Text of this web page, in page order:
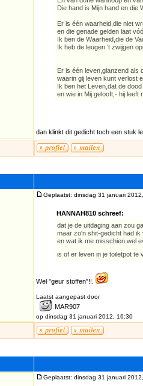
Die hand is Mijn hand en die
Er is één waarheid,die niet
en die genade gelden laat
Ik ben de Waarheid,die de
Ik heb de leugen ‘t zwijgen
Er is één leven,glanzend als
waarin gij leven kunt verlost
Ik ben het Leven,dat de
en wie in Mij gelooft,- hij leeft
dan klinkt dit gedicht toch een stuk
Geplaatst: dinsdag 31 januari
HANNAH810 schreef:
dat je de uitdaging aan zou
maar zo'n shit-gedicht had
en wat ik me misschien wel
is of er leven in je toiletpot te
Wel "geur stoffen"!!.
Laatst aangepast door
MAR907
op dinsdag 31 januari 2012, 16:30
Geplaatst: dinsdag 31 januari